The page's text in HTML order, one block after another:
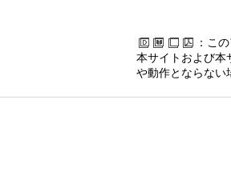
：こ
本サイトおよび本
や動作とならない